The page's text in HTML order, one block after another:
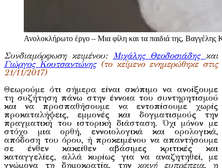
Ανολοκλήρωτο έργο – Μια φίλη και τα παιδιά της,
Συνδιαμόρφωση κειμένου: Μιχάλης Θεοδοσιάδης και
Γιώργος Κουτσαντώνης (το κείμενο ενημερώθηκε στις
21/11/2017)
Θεωρούμε ότι σήμερα είναι σκόπιμο να ανοίξουμε
τη συζήτηση πάνω στην έννοια του συντηρητισμού
και να προσπαθήσουμε να εντοπίσουμε χωρίς
προκαταλήψεις, εμμονές και δογματισμούς την
πραγματική του ιστορική διάσταση. Όχι μόνον με
στόχο μια ορθή, εννοιολογικά και ορολογικά,
απόδοση του όρου, ή προκειμένου να απαντήσουμε
σε ένθεν κακείθεν αβάσιμες κριτικές και
καταγγελίες, αλλά κυρίως για να αναζητηθεί, με
γνώμονα τη δημοκρατία, την κοινή ευπρέπεια, η